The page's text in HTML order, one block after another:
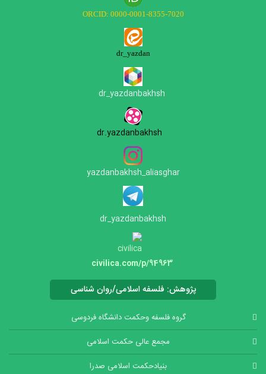
ORCID: 0000-0001-8355-7020
dr_yazdan
dr_yazdanbakhsh
yazdanbakhsh_aliasghar
dr_yazdanbakhsh
civilica.com/p/94963
پژوهش: فلسفه اسلامی/روان شناسی
گروه فلسفه وحکمت دانشگاه فردوسی
مجمع عالی حکمت اسلامی
بنیادحکمت اسلامی صدرا